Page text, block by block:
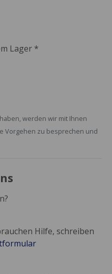
Lager *
werden wir mit Ihnen
Vorgehen zu besprechen und
Hilfe, schreiben